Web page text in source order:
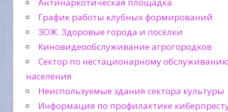
График работы клубных формирований
ЗОЖ. Здоровые города и посёлки
Киновидеообслуживание агрогородков
Сектор по нестационарному
населения
Неиспользуемые здания сектора культуры
Информация по профилактике